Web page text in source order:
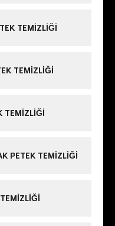
TEMIZLIĞI
TEMIZLIĞI
TEMIZLIĞI
PETEK TEMIZLIĞI